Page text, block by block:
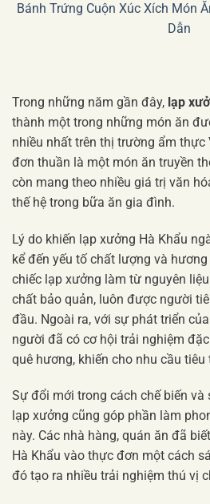
Bánh Trứng Cuộn Xúc Xích Món
Dẫn
Trong những năm gần đây, lạp
thành một trong những món ăn
nhiều nhất trên thị trường ẩm thực
đơn thuần là một món ăn truyền
còn mang theo nhiều giá trị văn
thế hệ trong bữa ăn gia đình.
Lý do khiến lạp xưởng Hà Khẩu
kể đến yếu tố chất lượng và
chiếc lạp xưởng làm từ nguyên
chất bảo quản, luôn được người
đầu. Ngoài ra, với sự phát triển
người đã có cơ hội trải nghiệm
quê hương, khiến cho nhu cầu tiêu
Sự đổi mới trong cách chế biến
lạp xưởng cũng góp phần làm
này. Các nhà hàng, quán ăn đã
Hà Khẩu vào thực đơn một cách
đó tạo ra nhiều trải nghiệm thú vị